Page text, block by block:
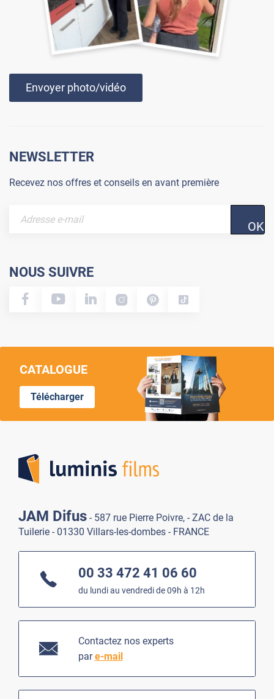
Envoyer photo/vidéo
NEWSLETTER
Recevez nos offres et conseils en avant première
OK
NOUS SUIVRE
CATALOGUE
Télécharger
JAM Difus - 587 rue Pierre Poivre, - ZAC de la
Tuilerie - 01330 Villars-les-dombes - FRANCE
00 33 472 41 06 60
du lundi au vendredi de 09h à 12h
Contactez nos experts
pare-mail